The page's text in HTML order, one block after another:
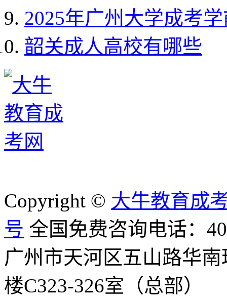
2025年广州大学成考
韶关成人高校有哪些
Copyright © 大牛教育成
号 全国免费咨询电话：
广州市天河区五山路华
楼C323-326室（总部）